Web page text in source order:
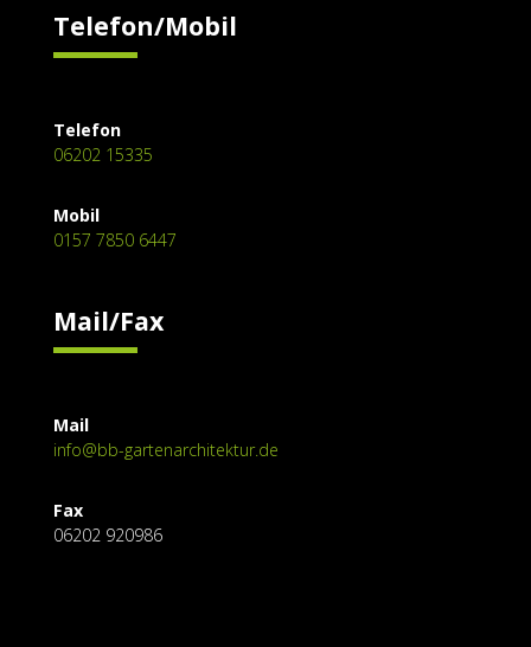
Telefon/Mobil
Telefon
06202 15335
Mobil
0157 7850 6447
Mail/Fax
Mail
info@bb-gartenarchitektur.de
Fax
06202 920986